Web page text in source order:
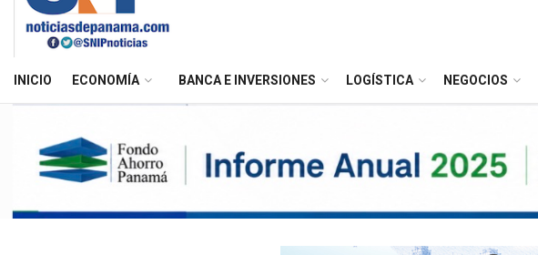
INICIO ECONOMÍA BANCA E INVERSIONES LOGÍSTICA NEGOCIOS